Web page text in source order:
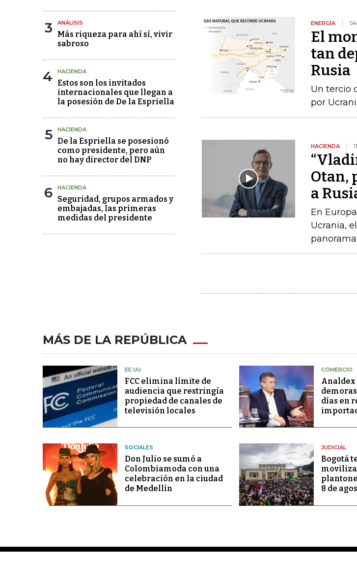
3 ANÁLISIS
Más riqueza para ahí sí, vivir
sabroso
4 HACIENDA
Estos son los invitados
internacionales que llegan a
la posesión de De la Espriella
5 HACIENDA
De la Espriella se posesionó
como presidente, pero aún
no hay director del DNP
6 HACIENDA
Seguridad, grupos armados y
embajadas, las primeras
medidas del presidente
ENERGÍA
El
tan
Rusia
Un tercio
por
HACIENDA
Otan,
a
En
Ucrania,
panorama
MÁS DE LA REPÚBLICA
EE.UU.
FCC elimina límite de
audiencia que restringía
propiedad de canales de
televisión locales
COMERCIO
días en
SOCIALES
Don Julio se sumó a
Colombiamoda con una
celebración en la ciudad
de Medellín
JUDICIAL
Bogotá
8 de